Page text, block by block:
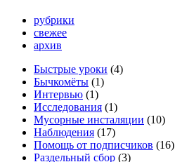
рубрики
свежее
архив
Быстрые уроки (4)
Бычкомёты (1)
Интервью (1)
Исследования (1)
Мусорные инсталяции (10)
Наблюдения (17)
Помощь от подписчиков (16)
Раздельный сбор (3)